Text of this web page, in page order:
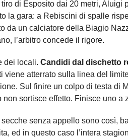
tiro di Esposito dai 20 metri, Aluigi
la gara: a Rebiscini di spalle
da un calciatore della Biagio
l’arbitro concede il rigore.
dei locali. Candidi dal dischetto
viene atterrato sulla linea del
Sul finire un colpo di testa di
non sortisce effetto. Finisce uno a
senza appello sono così,
ed in questo caso l’intera